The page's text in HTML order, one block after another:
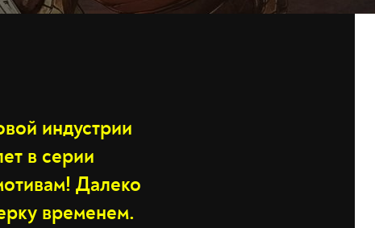
индустрии
в серии
Далеко
временем.